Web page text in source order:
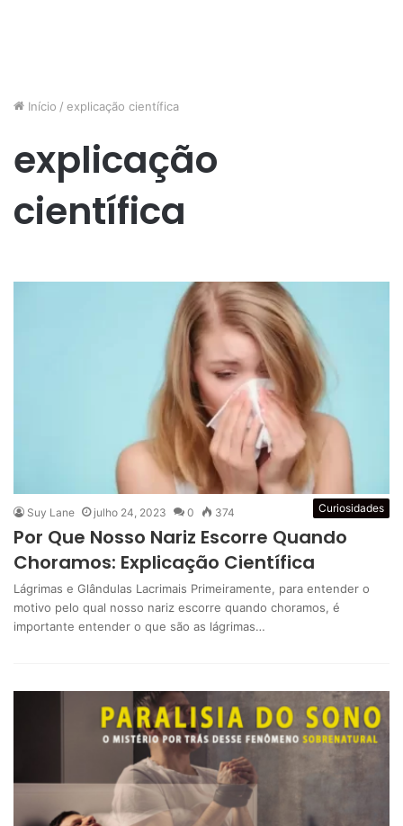
Início / explicação científica
explicação
científica
Curiosidades
Suy Lane julho 24, 2023 0 374
Por Que Nosso Nariz Escorre Quando
Choramos: Explicação Científica
Lágrimas e Glândulas Lacrimais Primeiramente, para entender o
motivo pelo qual nosso nariz escorre quando choramos, é
importante entender o que são as lágrimas…